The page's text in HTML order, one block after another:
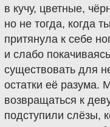
в кучу, цветные,
но не тогда, когда
притянула к себе
и слабо
существовать для
остатки её разума.
возвращаться к
подступили слёзы,